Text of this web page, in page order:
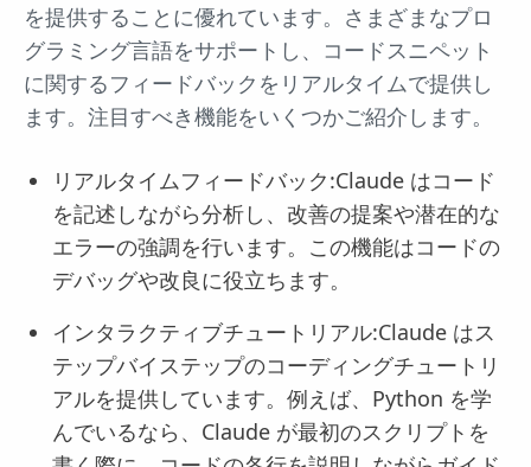
を提供することに優れています。さまざまなプロ
グラミング言語をサポートし、コードスニペット
に関するフィードバックをリアルタイムで提供し
ます。注目すべき機能をいくつかご紹介します。
リアルタイムフィードバック:Claude はコード
を記述しながら分析し、改善の提案や潜在的な
エラーの強調を行います。この機能はコードの
デバッグや改良に役立ちます。
インタラクティブチュートリアル:Claude はス
テップバイステップのコーディングチュートリ
アルを提供しています。例えば、Python を学
んでいるなら、Claude が最初のスクリプトを